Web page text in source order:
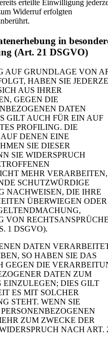
erteilte Einwilligung
Widerruf erfolgten
in
(Art. 21 DSGVO)
AUF GRUNDLAGE VON
HABEN SIE
AUS IHRER
GEGEN DIE
DATEN
GILT AUCH FÜR EIN AUF
PROFILING. DIE
DENEN EINE
SIE DIESER
SIE WIDERSPRUCH
MEHR VERARBEITEN,
SCHUTZWÜRDIGE
NACHWEISEN, DIE IHRE
ÜBERWIEGEN ODER
VON
1 DSGVO).
DATEN
SO HABEN SIE DAS
GEGEN DIE
DATEN ZUM
EINZULEGEN; DIES GILT
ES MIT SOLCHER
STEHT. WENN SIE
ZUM ZWECKE DER
NACH ART.